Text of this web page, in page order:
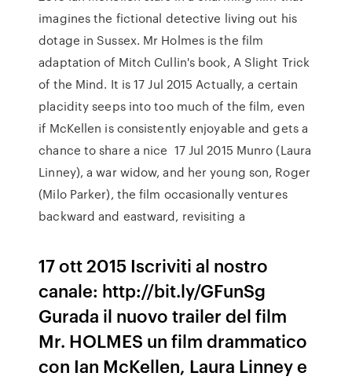
imagines the fictional detective living out his
dotage in Sussex. Mr Holmes is the film
adaptation of Mitch Cullin's book, A Slight Trick
of the Mind. It is 17 Jul 2015 Actually, a certain
placidity seeps into too much of the film, even
if McKellen is consistently enjoyable and gets a
chance to share a nice 17 Jul 2015 Munro (Laura
Linney), a war widow, and her young son, Roger
(Milo Parker), the film occasionally ventures
backward and eastward, revisiting a
17 ott 2015 Iscriviti al nostro
canale: http://bit.ly/GFunSg
Gurada il nuovo trailer del film
Mr. HOLMES un film drammatico
con Ian McKellen, Laura Linney e